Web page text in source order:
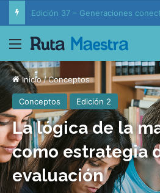
Menú
Inicio/Conceptos
Conceptos Edición 2
La lógica de la
como estrategia
evaluación